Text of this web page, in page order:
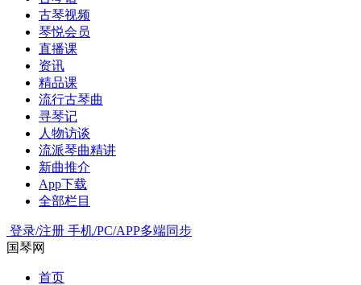
古琴视频
琴悦会员
直播课
资讯
精品课
流行古琴曲
寻琴记
人物访谈
流派琴曲精讲
新曲推介
App下载
全部栏目
登录/注册 手机/PC/APP多端同步
国琴网
首页